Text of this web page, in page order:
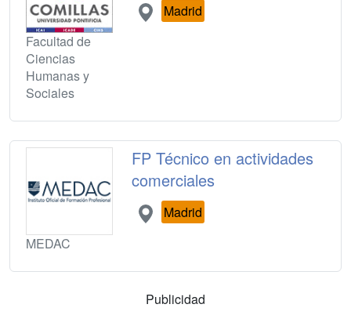
Facultad de
Ciencias
Humanas y
Sociales
Madrid
MEDAC
FP Técnico en actividades
comerciales
Madrid
Publicidad